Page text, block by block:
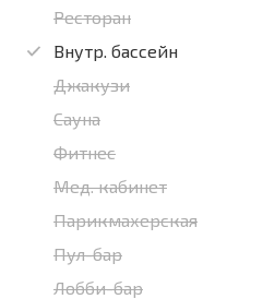
Ресторан
Внутр. бассейн
Джакузи
Сауна
Фитнес
Мед. кабинет
Парикмахерская
Пул-бар
Лобби-бар